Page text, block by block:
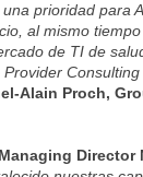
prioridad para
al mismo
de TI de
Alain Proch,
Managing Director